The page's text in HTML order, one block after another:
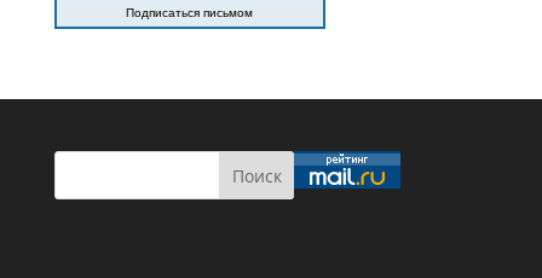
Подписаться письмом